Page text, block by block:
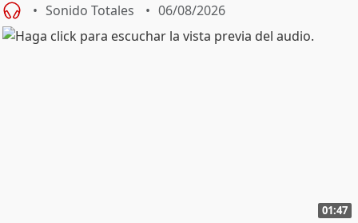
Sonido Totales 06/08/2026
01:47